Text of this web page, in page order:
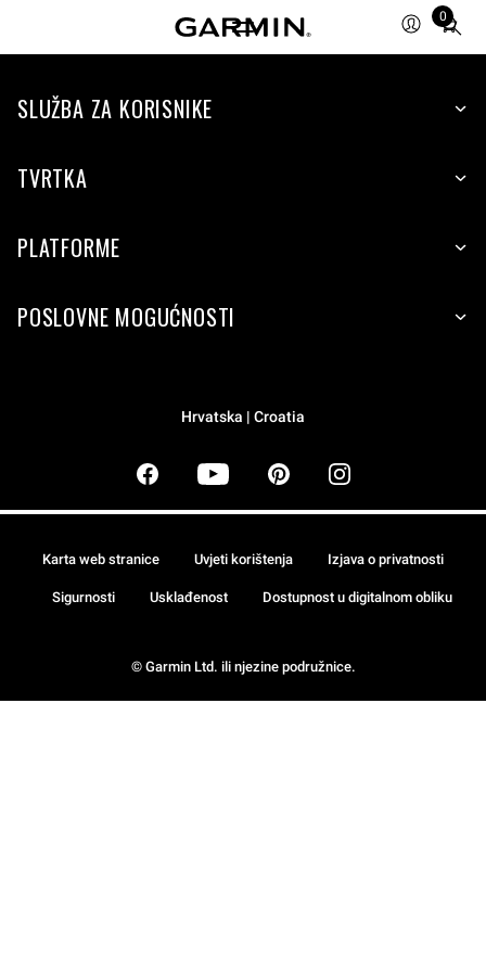
0
Total
items
cart:
SLUŽBA ZA KORISNIKE
TVRTKA
PLATFORME
POSLOVNE MOGUĆNOSTI
Hrvatska | Croatia
© Garmin Ltd. ili njezine podružnice.
Karta web stranice Uvjeti korištenja Izjava o privatnosti
Sigurnosti Usklađenost Dostupnost u digitalnom obliku